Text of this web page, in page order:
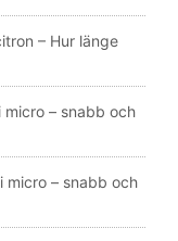
– Hur länge
– snabb och
micro – snabb och